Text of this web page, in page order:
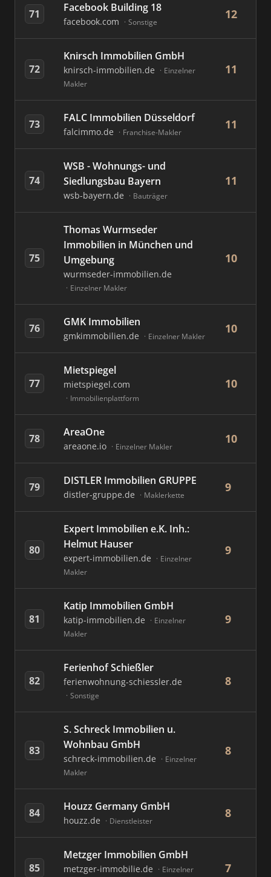
71 Facebook Building 18
facebook.com Sonstige
12
72
Knirsch Immobilien GmbH
knirsch-immobilien.de
Einzelner
Makler
11
73 FALC Immobilien Düsseldorf
falcimmo.de Franchise-Makler
11
74
WSB - Wohnungs- und
Siedlungsbau Bayern
wsb-bayern.de Bauträger
11
75
Thomas Wurmseder
Immobilien in München und
Umgebung
wurmseder-immobilien.de
Einzelner Makler
10
76 GMK Immobilien
gmkimmobilien.de Einzelner Makler
10
77
Mietspiegel
mietspiegel.com
Immobilienplattform
10
78 AreaOne
areaone.io Einzelner Makler
10
79 DISTLER Immobilien GRUPPE
distler-gruppe.de Maklerkette
9
80
Expert Immobilien e.K. Inh.:
Helmut Hauser
expert-immobilien.de
Einzelner
Makler
9
81
Katip Immobilien GmbH
katip-immobilien.de
Einzelner
Makler
9
82
Ferienhof Schießler
ferienwohnung-schiessler.de
Sonstige
8
83
S. Schreck Immobilien u.
Wohnbau GmbH
schreck-immobilien.de
Einzelner
Makler
8
84 Houzz Germany GmbH
houzz.de Dienstleister
8
85
Metzger Immobilien GmbH
metzger-immobilie.de
Einzelner
7